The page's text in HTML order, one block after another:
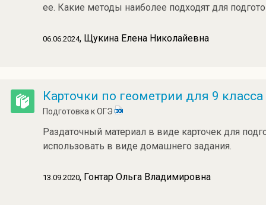
ее. Какие методы наиболее подходят для
06.06.2024, Щукина Елена Николайевна
Карточки по геометрии для 9 класса
Подготовка к ОГЭ
Раздаточный материал в виде карточек для
использовать в виде домашнего задания.
13.09.2020, Гонтар Ольга Владимировна